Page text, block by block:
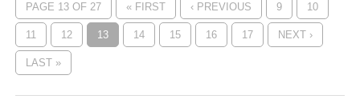
PAGE 13 OF 27 « FIRST ‹ PREVIOUS 9 10
11 12 13 14 15 16 17 NEXT ›
LAST »